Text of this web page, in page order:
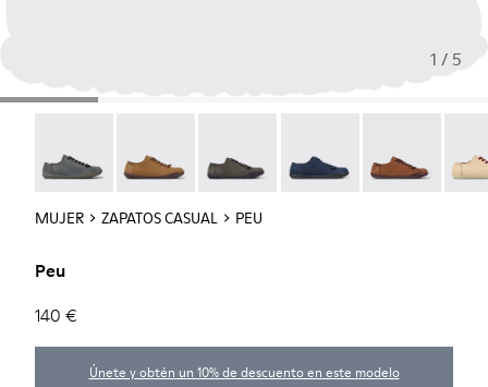
1 / 5
MUJER ZAPATOS CASUAL PEU
Peu
140 €
Únete y obtén un 10% de descuento en este modelo